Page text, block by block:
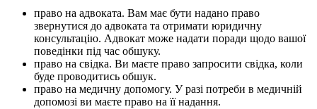
право на адвоката. Вам має бути надано право
звернутися до адвоката та отримати юридичну
консультацію. Адвокат може надати поради щодо вашої
поведінки під час обшуку.
право на свідка. Ви маєте право запросити свідка, коли
буде проводитись обшук.
право на медичну допомогу. У разі потреби в медичній
допомозі ви маєте право на її надання.